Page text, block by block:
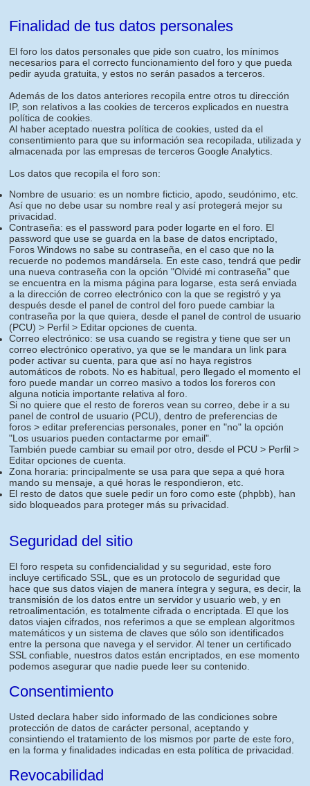
Finalidad de tus datos personales
El foro los datos personales que pide son cuatro, los mínimos
necesarios para el correcto funcionamiento del foro y que pueda
pedir ayuda gratuita, y estos no serán pasados a terceros.
Además de los datos anteriores recopila entre otros tu dirección
IP, son relativos a las cookies de terceros explicados en nuestra
política de cookies.
Al haber aceptado nuestra política de cookies, usted da el
consentimiento para que su información sea recopilada, utilizada y
almacenada por las empresas de terceros Google Analytics.
Los datos que recopila el foro son:
Nombre de usuario: es un nombre ficticio, apodo, seudónimo, etc.
Así que no debe usar su nombre real y así protegerá mejor su
privacidad.
Contraseña: es el password para poder logarte en el foro. El
password que use se guarda en la base de datos encriptado,
Foros Windows no sabe su contraseña, en el caso que no la
recuerde no podemos mandársela. En este caso, tendrá que pedir
una nueva contraseña con la opción "Olvidé mi contraseña" que
se encuentra en la misma página para logarse, esta será enviada
a la dirección de correo electrónico con la que se registró y ya
después desde el panel de control del foro puede cambiar la
contraseña por la que quiera, desde el panel de control de usuario
(PCU) > Perfil > Editar opciones de cuenta.
Correo electrónico: se usa cuando se registra y tiene que ser un
correo electrónico operativo, ya que se le mandara un link para
poder activar su cuenta, para que así no haya registros
automáticos de robots. No es habitual, pero llegado el momento el
foro puede mandar un correo masivo a todos los foreros con
alguna noticia importante relativa al foro.
Si no quiere que el resto de foreros vean su correo, debe ir a su
panel de control de usuario (PCU), dentro de preferencias de
foros > editar preferencias personales, poner en "no" la opción
"Los usuarios pueden contactarme por email".
También puede cambiar su email por otro, desde el PCU > Perfil >
Editar opciones de cuenta.
Zona horaria: principalmente se usa para que sepa a qué hora
mando su mensaje, a qué horas le respondieron, etc.
El resto de datos que suele pedir un foro como este (phpbb), han
sido bloqueados para proteger más su privacidad.
Seguridad del sitio
El foro respeta su confidencialidad y su seguridad, este foro
incluye certificado SSL, que es un protocolo de seguridad que
hace que sus datos viajen de manera íntegra y segura, es decir, la
transmisión de los datos entre un servidor y usuario web, y en
retroalimentación, es totalmente cifrada o encriptada. El que los
datos viajen cifrados, nos referimos a que se emplean algoritmos
matemáticos y un sistema de claves que sólo son identificados
entre la persona que navega y el servidor. Al tener un certificado
SSL confiable, nuestros datos están encriptados, en ese momento
podemos asegurar que nadie puede leer su contenido.
Consentimiento
Usted declara haber sido informado de las condiciones sobre
protección de datos de carácter personal, aceptando y
consintiendo el tratamiento de los mismos por parte de este foro,
en la forma y finalidades indicadas en esta política de privacidad.
Revocabilidad